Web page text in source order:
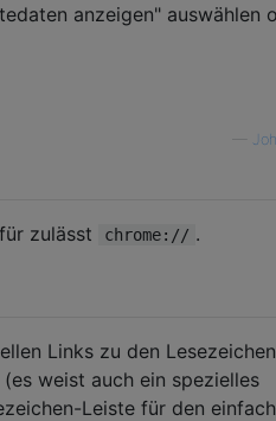
anzeigen" auswählen
zulässt chrome:// .
Links zu den
weist auch ein spezielles
Leiste für den